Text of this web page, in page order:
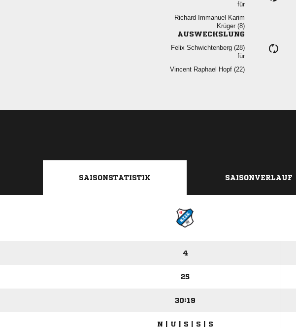
für
  
 
AUSWECHSLUNG
  
für
   
SAISONSTATISTIK SAISONVERLAUF
4
25
30:19
N | U | S | S | S